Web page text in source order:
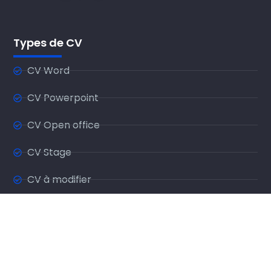
Types de CV
CV Word
CV Powerpoint
CV Open office
CV Stage
CV à modifier